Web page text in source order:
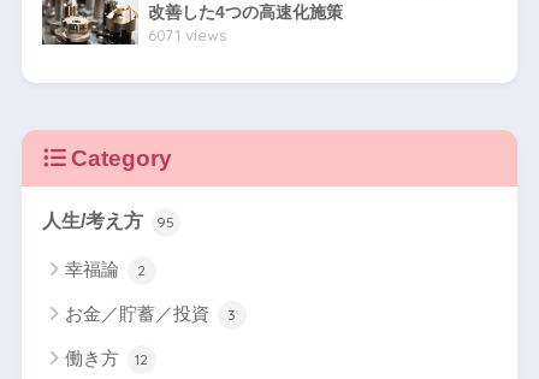
改善した4つの高速化施策
6071 views
Category
人生/考え方 95
幸福論 2
お金／貯蓄／投資 3
働き方 12